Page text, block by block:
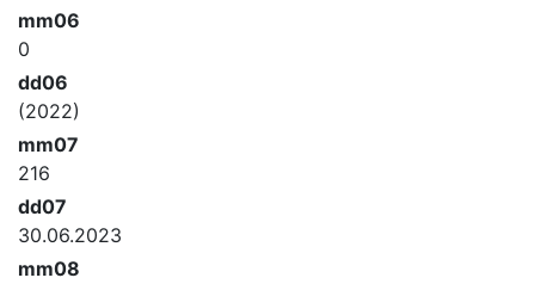
mm06
0
dd06
(2022)
mm07
216
dd07
30.06.2023
mm08